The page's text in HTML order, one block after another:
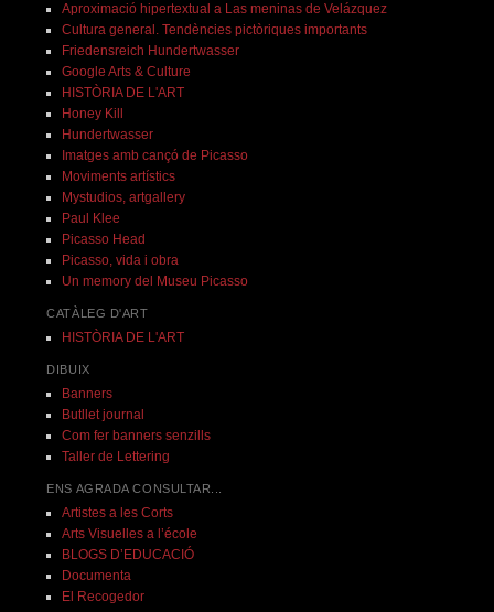
Aproximació hipertextual a Las meninas de Velázquez
Cultura general. Tendències pictòriques importants
Friedensreich Hundertwasser
Google Arts & Culture
HISTÒRIA DE L'ART
Honey Kill
Hundertwasser
Imatges amb cançó de Picasso
Moviments artístics
Mystudios, artgallery
Paul Klee
Picasso Head
Picasso, vida i obra
Un memory del Museu Picasso
CATÀLEG D'ART
HISTÒRIA DE L'ART
DIBUIX
Banners
Butllet journal
Com fer banners senzills
Taller de Lettering
ENS AGRADA CONSULTAR...
Artistes a les Corts
Arts Visuelles a l’école
BLOGS D’EDUCACIÓ
Documenta
El Recogedor